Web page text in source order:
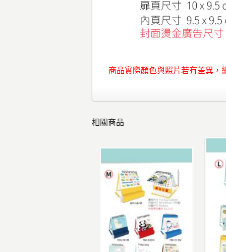
商品實際顏色與照片若有差異
相關商品